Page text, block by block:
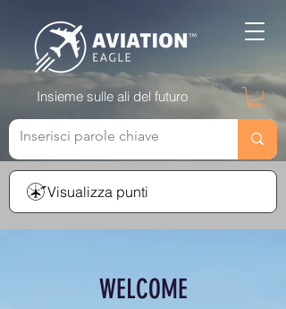
Visualizza punti
Insieme sulle ali del futuro
WELCOME